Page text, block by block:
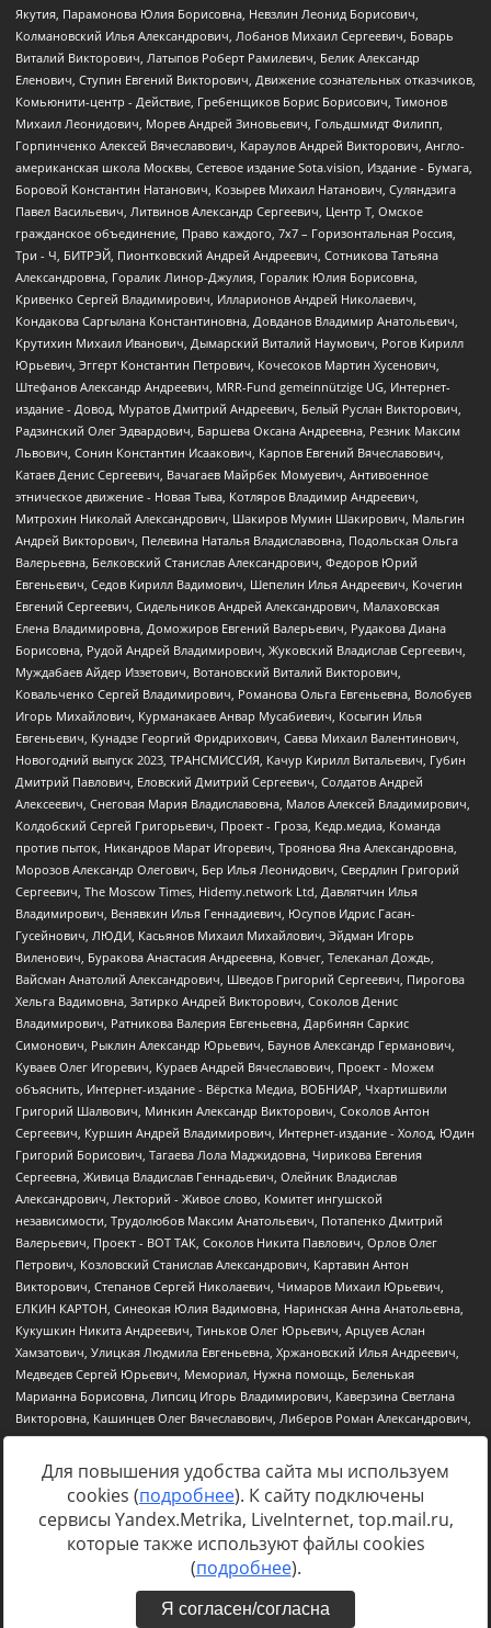
https://minjust.gov.ru/uploaded/files/reestr-
inostrannyih-agentov-22-03-2024.pdfданные на22.03.2024
Для повышения удобства сайта мы используем
cookies (подробнее). К сайту подключены
сервисы Yandex.Metrika, LiveInternet, top.mail.ru,
которые также используют файлы cookies
(подробнее).
Я согласен/согласна